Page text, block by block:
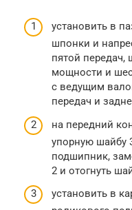
установить в
шпонки и
пятой передач,
мощности и
с ведущим
передач и
на передний
упорную шайбу
подшипник,
2 и отогнуть
установить в